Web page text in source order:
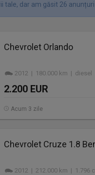
tale, dar am găsit 26
Chevrolet Orlando
2012 | 180.000 km | diesel
2.200 EUR
Acum 3 zile
Chevrolet Cruze 1.8
2012 | 212.000 km | 1.796